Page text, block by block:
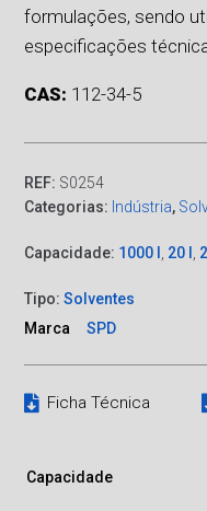
formulações, sendo
especificações
CAS: 112-34-5
REF: S0254
Categorias: Indústria,
Capacidade: 1000 l 20 l
Tipo:Solventes
Marca
SPD
Ficha Técnica
Capacidade